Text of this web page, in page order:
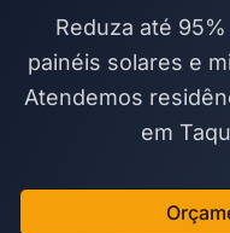
Reduza até
painéis solares e
Atendemos
em